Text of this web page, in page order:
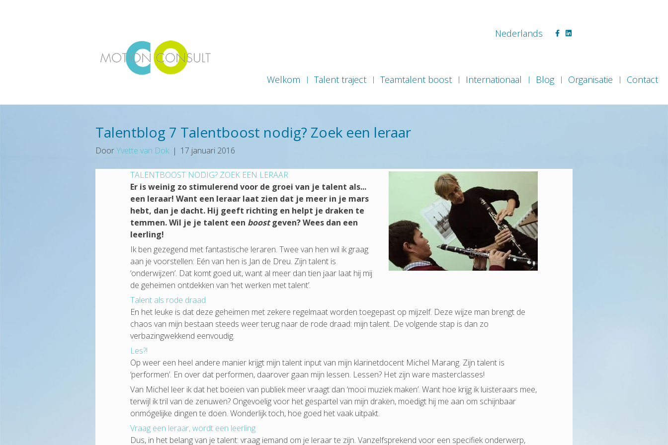
Nederlands Facebook
Linkedin
Welkom Talent traject Teamtalent boost Internationaal Blog Organisatie Contact
Talentblog 7 Talentboost nodig? Zoek een leraar
DoorYvette van Dok | 17 januari 2016
TALENTBOOST NODIG? ZOEK EEN LERAAR
Er is weinig zo stimulerend voor de groei van je talent als...
een leraar! Want een leraar laat zien dat je meer in je mars
hebt, dan je dacht. Hij geeft richting en helpt je draken te
temmen. Wil je je talent een boostgeven? Wees dan een
leerling!
Ik ben gezegend met fantastische leraren. Twee van hen wil ik graag
aan je voorstellen: Eén van hen is Jan de Dreu. Zijn talent is
‘onderwijzen’. Dat komt goed uit, want al meer dan tien jaar laat hij mij
de geheimen ontdekken van ‘het werken met talent’.
Talent als rode draad
En het leuke is dat deze geheimen met zekere regelmaat worden toegepast op mijzelf. Deze wijze man brengt de
chaos van mijn bestaan steeds weer terug naar de rode draad: mijn talent. De volgende stap is dan zo
verbazingwekkend eenvoudig.
Les?!
Op weer een heel andere manier krijgt mijn talent input van mijn klarinetdocent Michel Marang. Zijn talent is
‘performen’. En over dat performen, daarover gaan mijn lessen. Lessen? Het zijn ware masterclasses!
Van Michel leer ik dat het boeien van publiek meer vraagt dan ‘mooi muziek maken’. Want hoe krijg ik luisteraars mee,
terwijl ik tril van de zenuwen? Ongevoelig voor het gespartel van mijn draken, moedigt hij me aan om schijnbaar
onmógelijke dingen te doen. Wonderlijk toch, hoe goed het vaak uitpakt.
Vraag een leraar, wordt een leerling
Dus, in het belang van je talent: vraag iemand om je leraar te zijn. Vanzelfsprekend voor een specifiek onderwerp,